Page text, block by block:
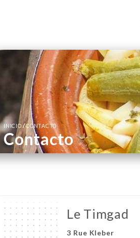
INICIO/CONTACTO
Contacto
Le Timgad
3 Rue Kleber